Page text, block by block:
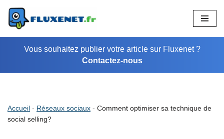
Aller
au
contenuVous souhaitez publier votre article sur Fluxenet ?
Contactez-nous
Accueil - Réseaux sociaux - Comment optimiser sa technique de
social selling?